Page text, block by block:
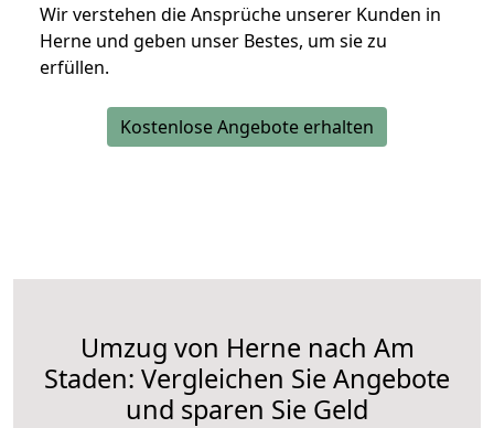
Wir verstehen die Ansprüche unserer Kunden in
Herne und geben unser Bestes, um sie zu
erfüllen.
Kostenlose Angebote erhalten
Umzug von Herne nach Am
Staden: Vergleichen Sie Angebote
und sparen Sie Geld